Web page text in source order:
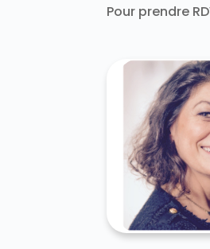
Pour prendre